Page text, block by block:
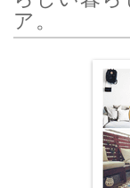
ア。